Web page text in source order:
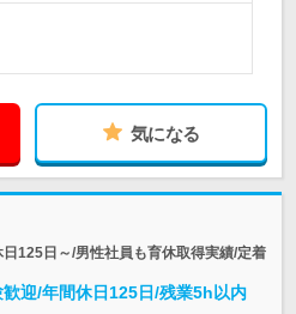
気になる
125日～/男性社員も育休取得実績/定着
歓迎/年間休日125日/残業5h以内